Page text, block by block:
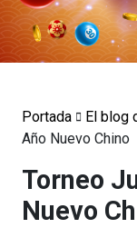
Portada El blog
Año Nuevo Chino
Torneo
Nuevo